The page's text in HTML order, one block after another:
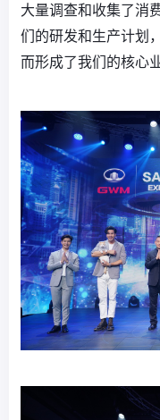
大量调查和收集了消
们的研发和生产计划
而形成了我们的核心